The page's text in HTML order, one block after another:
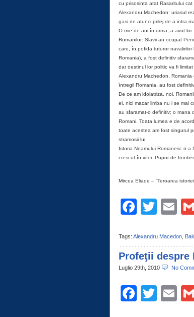
cu prisosinta atat Rasaritului
Alexandru Machedon: uriasul
gasi de atunci prilej de a intra
O mie de ani în urma, a avut
Romanilor: Slavii au ocupat
care, în pofida tuturor
Romania), a fost definitiv
dar destinul lor politic va fi
Alexandru Machedon, Romania
întregii Romania, au fost
De ce am idolatriza, noi,
el, nici macar limba nu i se mai
au sfaramat-o definitiv; o mana
Romani. Toata lumea e de
toate acestea am fost singurul
stramosii lui.
Istoria Neamului Romanesc n-
crescut în vifor. Popor de
Mircea Eliade – “Teroarea
Tags: Alexandru Macedon,
Profeţii despre
Luglio 29th, 2010 No